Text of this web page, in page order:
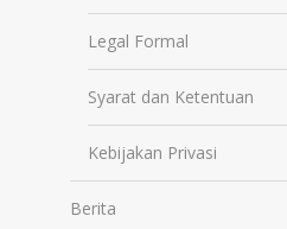
Legal Formal
Syarat dan Ketentuan
Kebijakan Privasi
Berita